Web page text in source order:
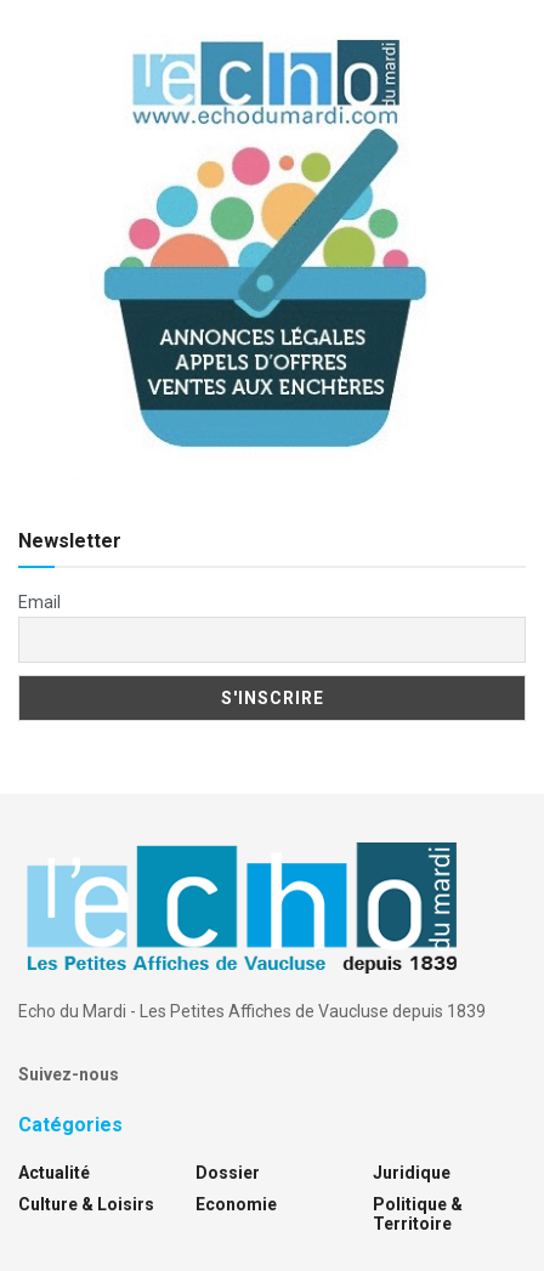
Newsletter
Email
Echo du Mardi - Les Petites Affiches de Vaucluse depuis 1839
Suivez-nous
Catégories
Actualité
Culture & Loisirs
Dossier
Economie
Juridique
Politique &
Territoire